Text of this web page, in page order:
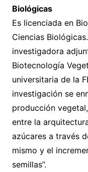
Biológicas
Es licenciada en
Ciencias
investigadora
Biotecnología
universitaria de la
investigación se
producción
entre la
azúcares a través
mismo y el
semillas”.